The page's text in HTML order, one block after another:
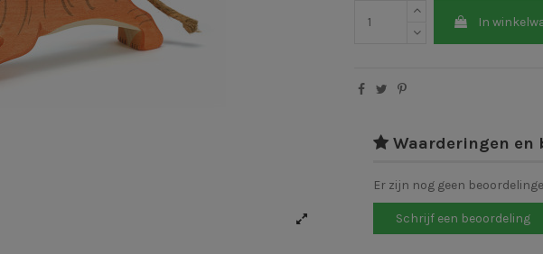
In
Waarderingen en
Er zijn nog geen
Schrijf een beoordeling